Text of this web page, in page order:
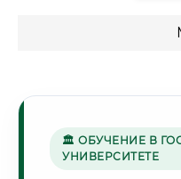
🏛 ОБУЧЕНИЕ В
УНИВЕРСИТЕТЕ